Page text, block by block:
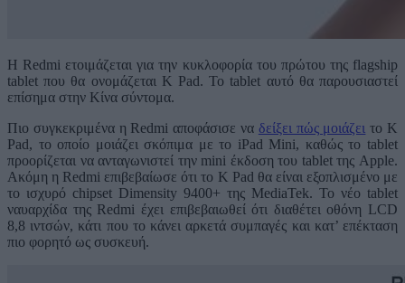
Η Redmi ετοιμάζεται για την κυκλοφορία του πρώτου της flagship
tablet που θα ονομάζεται K Pad. Το tablet αυτό θα παρουσιαστεί
επίσημα στην Κίνα σύντομα.
Πιο συγκεκριμένα η Redmi αποφάσισε να δείξει πώς μοιάζει το K
Pad, το οποίο μοιάζει σκόπιμα με το iPad Mini, καθώς το tablet
προορίζεται να ανταγωνιστεί την mini έκδοση του tablet της Apple.
Ακόμη η Redmi επιβεβαίωσε ότι το K Pad θα είναι εξοπλισμένο με
το ισχυρό chipset Dimensity 9400+ της MediaTek. Το νέο tablet
ναυαρχίδα της Redmi έχει επιβεβαιωθεί ότι διαθέτει οθόνη LCD
8,8 ιντσών, κάτι που το κάνει αρκετά συμπαγές και κατ’ επέκταση
πιο φορητό ως συσκευή.